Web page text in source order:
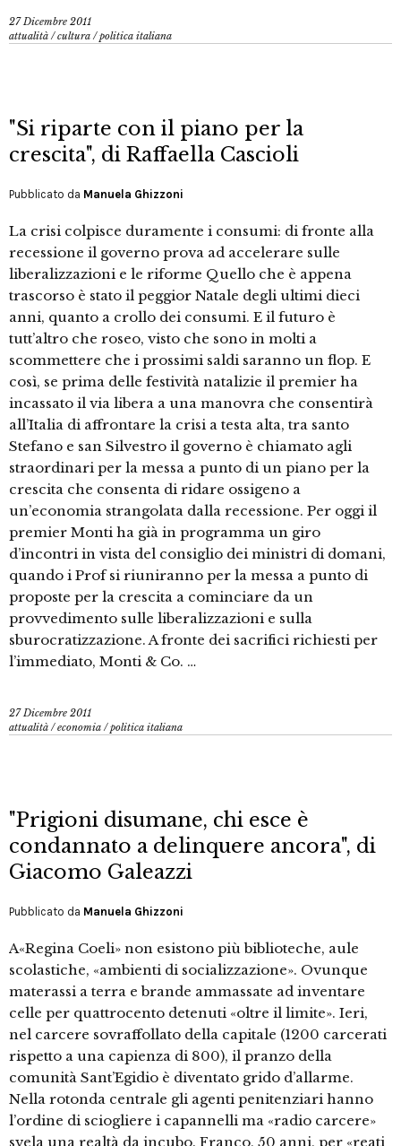
27 Dicembre 2011
attualità /cultura /politica italiana
"Si riparte con il piano per la
crescita", di Raffaella Cascioli
Pubblicato da Manuela Ghizzoni
La crisi colpisce duramente i consumi: di fronte alla
recessione il governo prova ad accelerare sulle
liberalizzazioni e le riforme Quello che è appena
trascorso è stato il peggior Natale degli ultimi dieci
anni, quanto a crollo dei consumi. E il futuro è
tutt’altro che roseo, visto che sono in molti a
scommettere che i prossimi saldi saranno un flop. E
così, se prima delle festività natalizie il premier ha
incassato il via libera a una manovra che consentirà
all’Italia di affrontare la crisi a testa alta, tra santo
Stefano e san Silvestro il governo è chiamato agli
straordinari per la messa a punto di un piano per la
crescita che consenta di ridare ossigeno a
un’economia strangolata dalla recessione. Per oggi il
premier Monti ha già in programma un giro
d’incontri in vista del consiglio dei ministri di domani,
quando i Prof si riuniranno per la messa a punto di
proposte per la crescita a cominciare da un
provvedimento sulle liberalizzazioni e sulla
sburocratizzazione. A fronte dei sacrifici richiesti per
l’immediato, Monti & Co. …
27 Dicembre 2011
attualità /economia /politica italiana
"Prigioni disumane, chi esce è
condannato a delinquere ancora", di
Giacomo Galeazzi
Pubblicato da Manuela Ghizzoni
A«Regina Coeli» non esistono più biblioteche, aule
scolastiche, «ambienti di socializzazione». Ovunque
materassi a terra e brande ammassate ad inventare
celle per quattrocento detenuti «oltre il limite». Ieri,
nel carcere sovraffollato della capitale (1200 carcerati
rispetto a una capienza di 800), il pranzo della
comunità Sant’Egidio è diventato grido d’allarme.
Nella rotonda centrale gli agenti penitenziari hanno
l’ordine di sciogliere i capannelli ma «radio carcere»
svela una realtà da incubo. Franco, 50 anni, per «reati